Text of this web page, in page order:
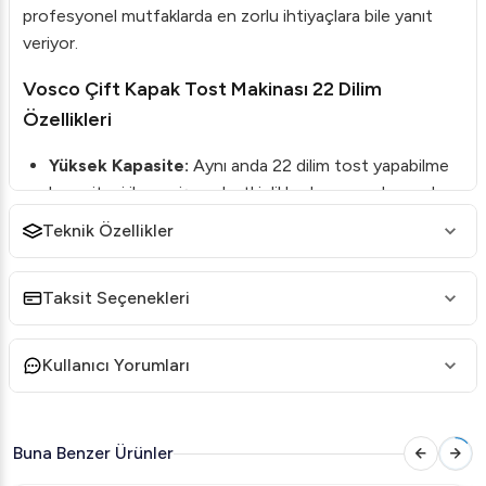
profesyonel mutfaklarda en zorlu ihtiyaçlara bile yanıt
veriyor.
Vosco Çift Kapak Tost Makinası 22 Dilim
Özellikleri
Yüksek Kapasite: Aynı anda 22 dilim tost yapabilme
kapasitesi ile geniş çaplı etkinliklerde zaman kazandırır.
Çift Kapak Dizaynı:
anda iki farklı bölgede pişirme yaparak daha fazla ürün
tostlarınızı kolaylıkla pişirir, temizlik sırasında zaman
kazandırır.
Teknik Özellikler
Taksit Seçenekleri
Kullanıcı Yorumları
Buna Benzer Ürünler